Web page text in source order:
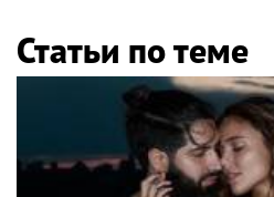
Статьи по теме